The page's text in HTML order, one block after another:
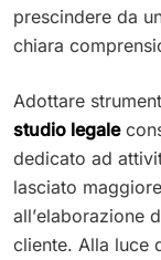
prescindere da
chiara
Adottare
studio legale
dedicato ad
lasciato
all’elaborazione
cliente. Alla luce